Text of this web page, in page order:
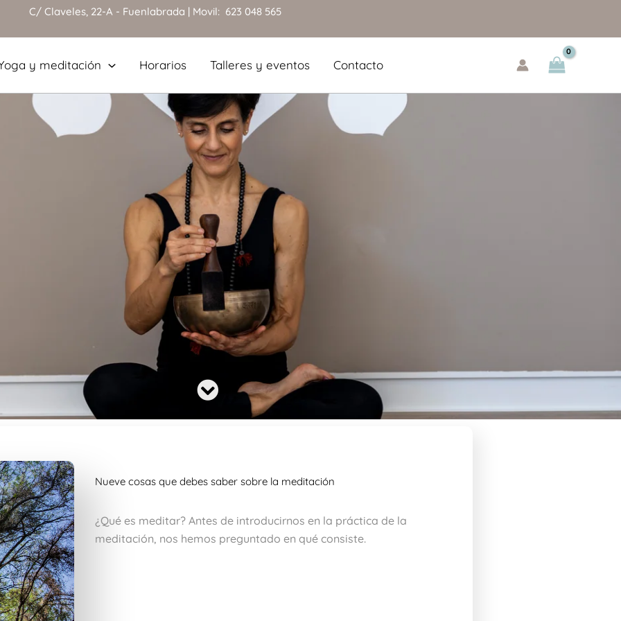
C/ Claveles, 22-A - Fuenlabrada | Movil: 623 048 565
y meditación Horarios Talleres y eventos Contacto
Nueve cosas que debes saber sobre la meditación
¿Qué es meditar? Antes de introducirnos en la práctica de la
meditación, nos hemos preguntado en qué consiste.